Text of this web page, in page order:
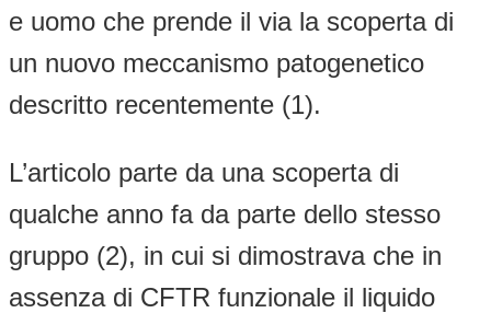
e uomo che prende il via la scoperta di
un nuovo meccanismo patogenetico
descritto recentemente (1).
L’articolo parte da una scoperta di
qualche anno fa da parte dello stesso
gruppo (2), in cui si dimostrava che in
assenza di CFTR funzionale il liquido